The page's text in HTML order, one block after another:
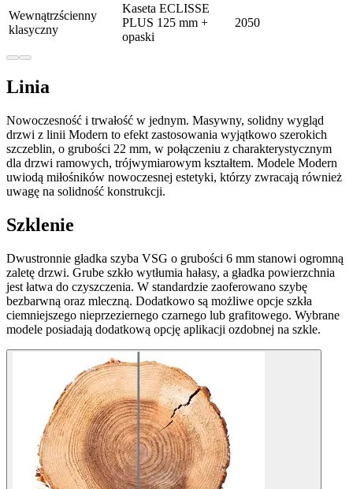
Wewnątrzścienny
klasyczny
Kaseta ECLISSE
PLUS 125 mm +
opaski
2050
Linia
Nowoczesność i trwałość w jednym. Masywny, solidny wygląd
drzwi z linii Modern to efekt zastosowania wyjątkowo szerokich
szczeblin, o grubości 22 mm, w połączeniu z charakterystycznym
dla drzwi ramowych, trójwymiarowym kształtem. Modele Modern
uwiodą miłośników nowoczesnej estetyki, którzy zwracają również
uwagę na solidność konstrukcji.
Szklenie
Dwustronnie gładka szyba VSG o grubości 6 mm stanowi ogromną
zaletę drzwi. Grube szkło wytłumia hałasy, a gładka powierzchnia
jest łatwa do czyszczenia. W standardzie zaoferowano szybę
bezbarwną oraz mleczną. Dodatkowo są możliwe opcje szkła
ciemniejszego nieprzeziernego czarnego lub grafitowego. Wybrane
modele posiadają dodatkową opcję aplikacji ozdobnej na szkle.